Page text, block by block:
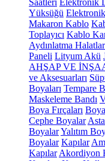
Saatleri Elektronik
Yüksüğü
Makaron Kablo
Toplayıcı Kablo
Aydınlatma
Paneli Lityum Akü
AHŞAP VE
ve Aksesuarları
Boyaları Tempare
Maskeleme Bandı
Boya Fırçaları
Cephe Boyalar
BoyalarYalıtım
Boyalar Kapılar
Kapılar Akordiyon